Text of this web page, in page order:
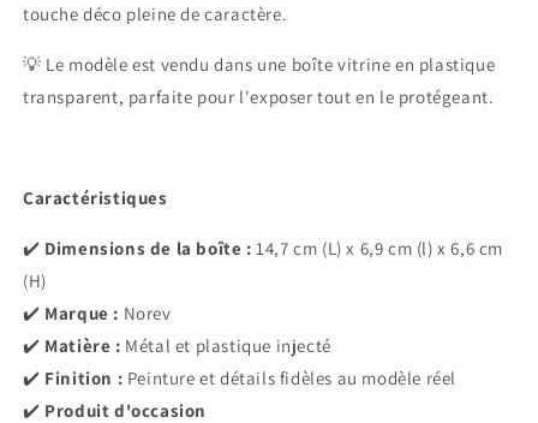
touche déco pleine de caractère.
💡 Le modèle est vendu dans une boîte vitrine en plastique
transparent, parfaite pour l'exposer tout en le protégeant.
Caractéristiques
✔️ Dimensions de la boîte : 14,7 cm (L) x 6,9 cm (l) x 6,6 cm
(H)
✔️ Marque : Norev
✔️ Matière : Métal et plastique injecté
✔️ Finition : Peinture et détails fidèles au modèle réel
✔️ Produit d'occasion